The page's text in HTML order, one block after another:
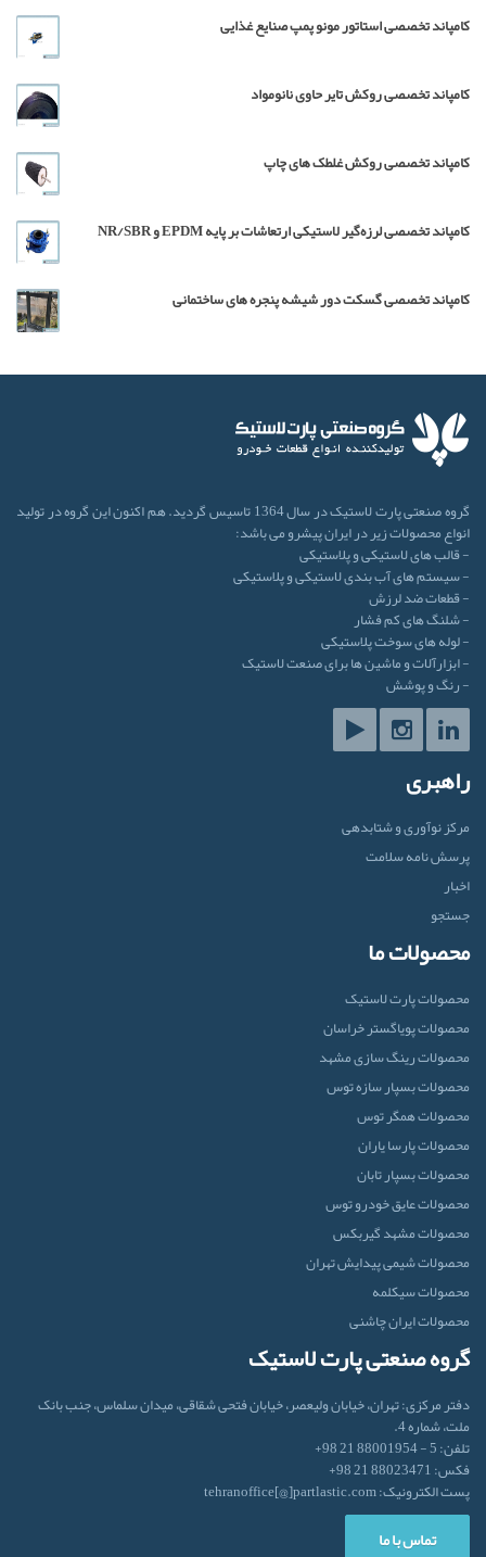
کامپاند تخصصی استاتور مونو پمپ صنایع غذایی
کامپاند تخصصی روکش تایر حاوی نانومواد
کامپاند تخصصی روکش غلطک های چاپ
کامپاند تخصصی لرزه‌گیر لاستیکی ارتعاشات بر پایه EPDM و NR/SBR
کامپاند تخصصی گسکت دور شیشه پنجره های ساختمانی
گروه صنعتی پارت لاستیک در سال 1364 تاسیس گردید. هم اکنون این گروه در تولید
انواع محصولات زیر در ایران پیشرو می باشد:
- قالب های لاستیکی و پلاستیکی
- سیستم های آب بندی لاستیکی و پلاستیکی
- قطعات ضد لرزش
- شلنگ های کم فشار
- لوله های سوخت پلاستیکی
- ابزارآلات و ماشین ها برای صنعت لاستیک
- رنگ و پوشش
راهبری
مرکز نوآوری و شتابدهی
پرسش نامه سلامت
اخبار
جستجو
محصولات ما
محصولات پارت لاستیک
محصولات پویاگستر خراسان
محصولات رینگ سازی مشهد
محصولات بسپار سازه توس
محصولات همگر توس
محصولات پارسا یاران
محصولات بسپار تابان
محصولات عایق خودرو توس
محصولات مشهد گیربکس
محصولات شیمی پیدایش تهران
محصولات سیکلمه
محصولات ایران‌ چاشنی
گروه صنعتی پارت لاستیک
دفتر مرکزی: تهران، خیابان ولیعصر، خیابان فتحی شقاقی، میدان سلماس، جنب بانک
ملت، شماره 4.
تلفن: 5 - 88001954 21 98+
فکس: 88023471 21 98+
پست الکترونیک: tehranoffice[@]partlastic.com
تماس با ما